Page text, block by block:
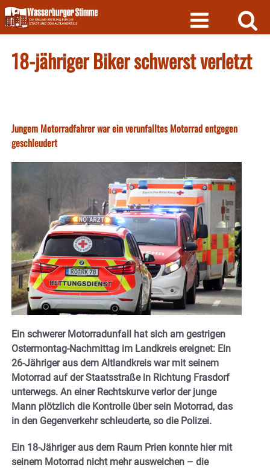
Skip
to
content
18-jähriger Biker schwerst verletzt
Jungem Motorradfahrer war ein verunfalltes Motorrad entgegen
geschleudert
Ein schwerer Motorradunfall hat sich am gestrigen
Ostermontag-Nachmittag im Landkreis ereignet: Ein
26-Jähriger aus dem Altlandkreis war mit seinem
Motorrad auf der Staatsstraße in Richtung Frasdorf
unterwegs. An einer Rechtskurve verlor der junge
Mann plötzlich die Kontrolle über sein Motorrad, das
in den Gegenverkehr schleuderte, so die Polizei.
Ein 18-Jähriger aus dem Raum Prien konnte hier mit
seinem Motorrad nicht mehr ausweichen – die